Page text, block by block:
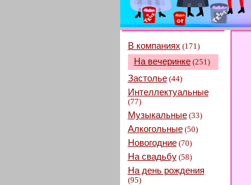
В компаниях (171)
На вечеринке(251)
Застолье(44)
Интеллектуальные
(77)
Музыкальные(33)
Алкогольные(50)
Новогодние(70)
На свадьбу(58)
На день рождения
(95)